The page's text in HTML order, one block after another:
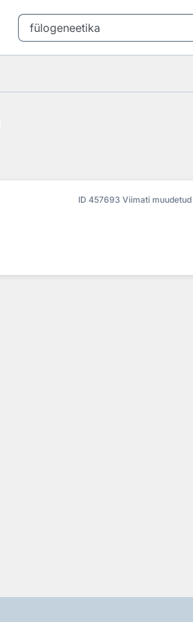
ID 457693 Viimati muudetud